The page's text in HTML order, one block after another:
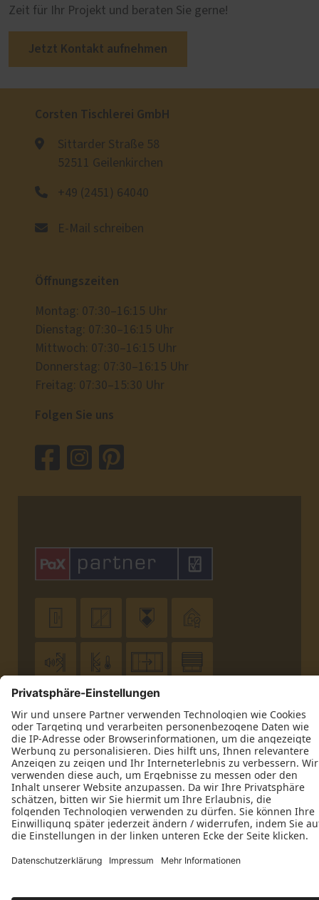
Zeit für Ihr Projekt und beraten Sie gerne!
Jetzt Kontakt aufnehmen
Corsten Tischlerei GmbH
Sittarder Straße 58
52511 Geilenkirchen
+49 (2451) 64040
E-Mail schreiben
Öffnungszeiten
Montag: 07:30–16:15 Uhr
Dienstag: 07:30–16:15 Uhr
Mittwoch: 07:30–16:15 Uhr
Donnerstag: 07:30–16:15 Uhr
Freitag: 07:30–15:30 Uhr
Folgen Sie uns
  
   
   
Impressum Datenschutz
Kontakt
Corsten Tischlerei GmbH © 2026